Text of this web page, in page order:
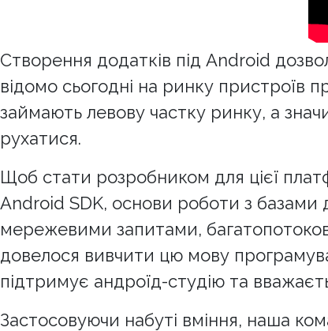
Створення додатків під Android
відомо сьогодні на ринку пристроїв
займають левову частку ринку, а
рухатися.
Щоб стати розробником для цієї
Android SDK, основи роботи з
мережевими запитами,
довелося вивчити цю мову
підтримує андроїд-студію та
Застосовуючи набуті вміння, наша